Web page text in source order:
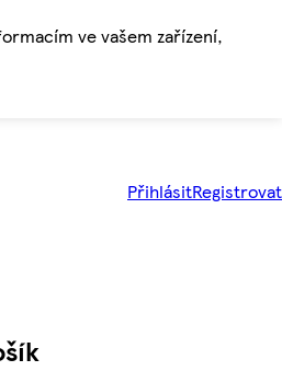
ve vašem zařízení,
PřihlásitRegistrovat